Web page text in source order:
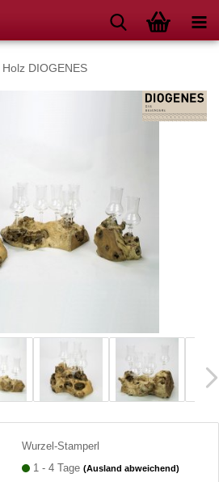
DIOGENES
Wurzel-Stamperl
1 - 4 Tage(Ausland abweichend)